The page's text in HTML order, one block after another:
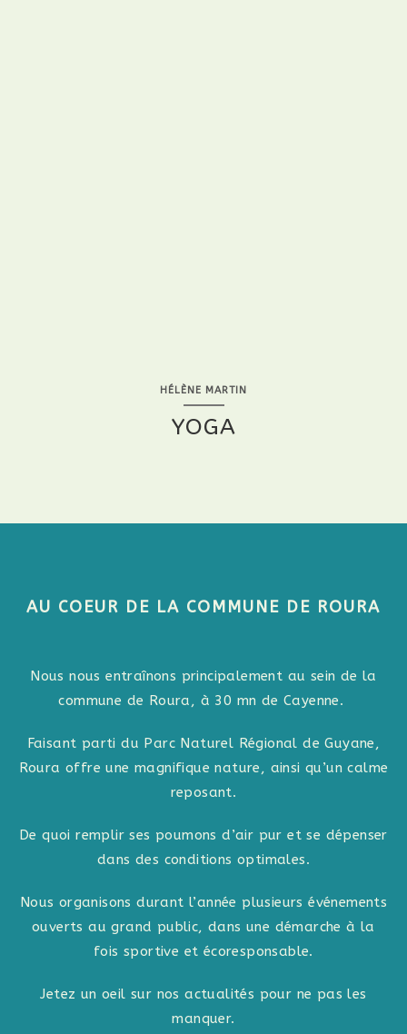
HÉLÈNE MARTIN
YOGA
AU COEUR DE LA COMMUNE DE ROURA
Nous nous entraînons principalement au sein de la
commune de Roura, à 30 mn de Cayenne.
Faisant parti du Parc Naturel Régional de Guyane,
Roura offre une magnifique nature, ainsi qu’un calme
reposant.
De quoi remplir ses poumons d’air pur et se dépenser
dans des conditions optimales.
Nous organisons durant l’année plusieurs événements
ouverts au grand public, dans une démarche à la
fois sportive et écoresponsable.
Jetez un oeil sur nos actualités pour ne pas les
manquer.